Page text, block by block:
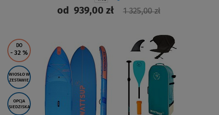
od939,00 zł 1 325,00 zł
DO
- 32 %
WIOSŁO W
ZESTAWIE
OPCJA
SIEDZISKA